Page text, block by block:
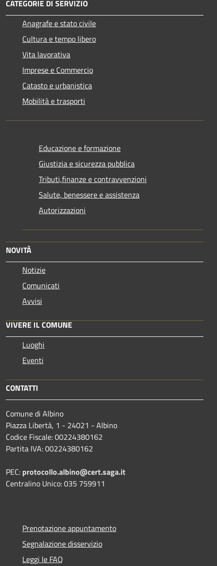
CATEGORIE DI SERVIZIO
Anagrafe e stato civile
Cultura e tempo libero
Vita lavorativa
Imprese e Commercio
Catasto e urbanistica
Mobilità e trasporti
Educazione e formazione
Giustizia e sicurezza pubblica
Tributi,finanze e contravvenzioni
Salute, benessere e assistenza
Autorizzazioni
NOVITÀ
Notizie
Comunicati
Avvisi
VIVERE IL COMUNE
Luoghi
Eventi
CONTATTI
Comune di Albino
Piazza Libertà, 1 - 24021 - Albino
Codice Fiscale: 00224380162
Partita IVA: 00224380162
PEC: protocollo.albino@cert.saga.it
Centralino Unico: 035 759911
Prenotazione appuntamento
Segnalazione disservizio
Leggi le FAQ